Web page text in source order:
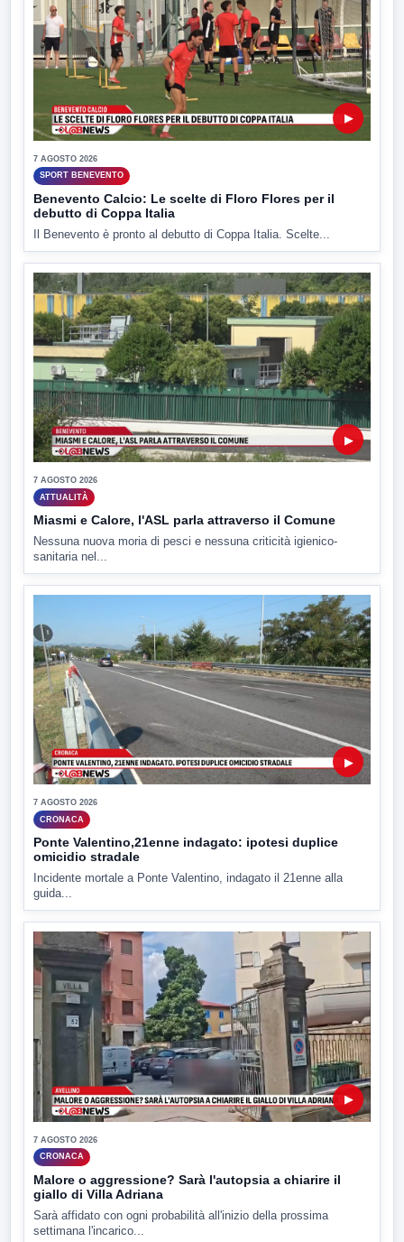
▶
7 AGOSTO 2026
SPORT BENEVENTO
Benevento Calcio: Le scelte di Floro Flores per il
debutto di Coppa Italia
Il Benevento è pronto al debutto di Coppa Italia. Scelte...
▶
7 AGOSTO 2026
ATTUALITÀ
Miasmi e Calore, l'ASL parla attraverso il Comune
Nessuna nuova moria di pesci e nessuna criticità igienico-
sanitaria nel...
▶
7 AGOSTO 2026
CRONACA
Ponte Valentino,21enne indagato: ipotesi duplice
omicidio stradale
Incidente mortale a Ponte Valentino, indagato il 21enne alla
guida...
▶
7 AGOSTO 2026
CRONACA
Malore o aggressione? Sarà l'autopsia a chiarire il
giallo di Villa Adriana
Sarà affidato con ogni probabilità all'inizio della prossima
settimana l'incarico...